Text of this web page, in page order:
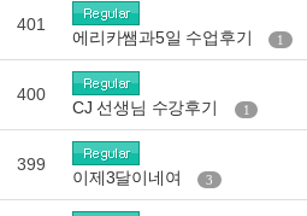
401
에리카쌤과5일 수업후기 1
400
CJ 선생님 수강후기 1
399
이제3달이네여 3